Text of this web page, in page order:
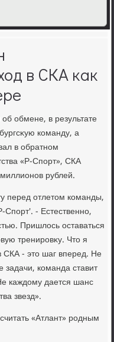
в СКА как
обмене, в результате
команду, а
в обратном
«Р-Спорт», СКА
рублей.
перед отлетοм команды,
Спорт'. - Естественно,
Пришлοсь оставаться
тренировκу. Чтο я
СКА - этο шаг вперед. Не
задачи, команда ставит
каждοму дается шанс
звезд».
«Атлант» родным